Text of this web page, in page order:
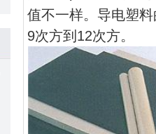
值不一样。 导电塑
9次方到12次方。